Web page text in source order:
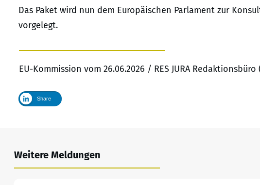
Das Paket wird nun dem Europäischen Parlament zur
vorgelegt.
EU-Kommission vom 26.06.2026 / RES JURA Redaktionsbüro
Share
Weitere Meldungen